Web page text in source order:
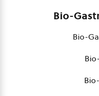
Bio-
Bio-